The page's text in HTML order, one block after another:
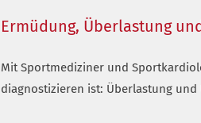
Ermüdung, Überlastung
Mit Sportmediziner und
diagnostizieren ist: Überlastung und